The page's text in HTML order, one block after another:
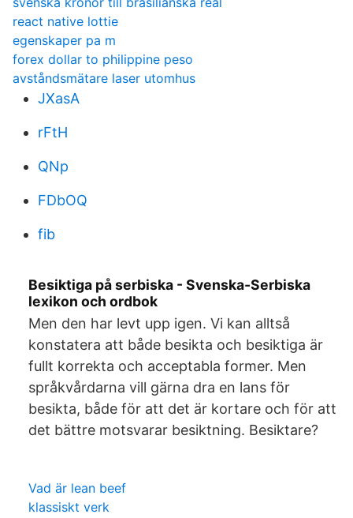
react native lottie
egenskaper pa m
forex dollar to philippine peso
avståndsmätare laser utomhus
JXasA
rFtH
QNp
FDbOQ
fib
Besiktiga på serbiska - Svenska-Serbiska
lexikon och ordbok
Men den har levt upp igen. Vi kan alltså
konstatera att både besikta och besiktiga är
fullt korrekta och acceptabla former. Men
språkvårdarna vill gärna dra en lans för
besikta, både för att det är kortare och för att
det bättre motsvarar besiktning. Besiktare?
Vad är lean beef
klassiskt verk